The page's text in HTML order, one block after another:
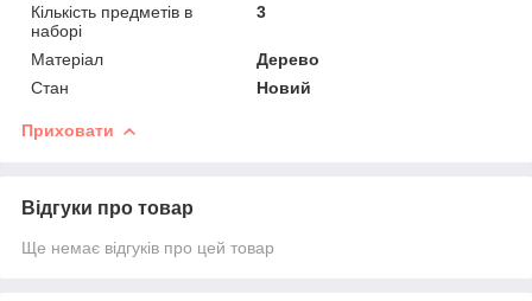
Кількість предметів в
наборі
3
Матеріал
Дерево
Стан
Новий
Приховати
Відгуки про товар
Ще немає відгуків про цей товар